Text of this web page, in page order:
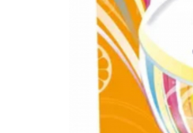
Detergent pardoseala
Detergent toaleta
Echipamente de curăţenie
Folie aluminiu,folie alimentara
Indepartarea parului
Lotiune de corp
Pachete de cadouri